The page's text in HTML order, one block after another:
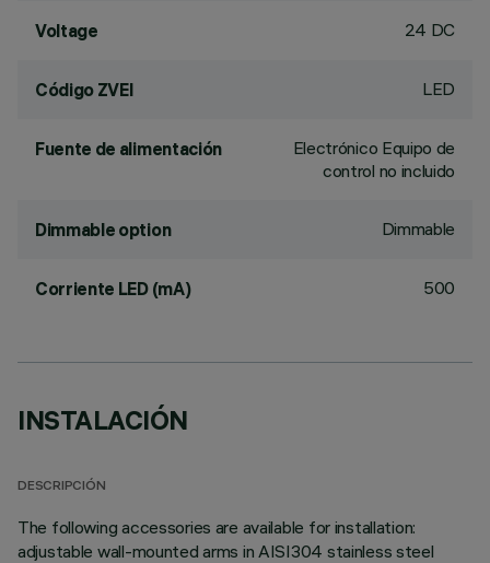
Voltage 24 DC
Código ZVEI LED
Fuente de alimentación
Electrónico Equipo de
control no incluido
Dimmable option Dimmable
Corriente LED (mA) 500
INSTALACIÓN
DESCRIPCIÓN
The following accessories are available for installation:
adjustable wall-mounted arms in AISI304 stainless steel